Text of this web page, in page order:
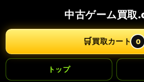
中古ゲーム買取
🛒買取カート 0
トップ